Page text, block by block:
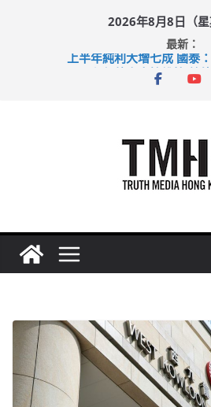
2026年8月8日（星
最新：
上半年純利大增七成 國泰
拜仁熱身賽挫維拉 啟